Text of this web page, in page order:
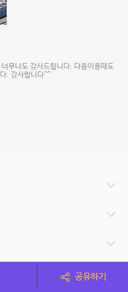
무나도 감사드립니다. 다음이용때도
. 감사합니다^^
공유하기